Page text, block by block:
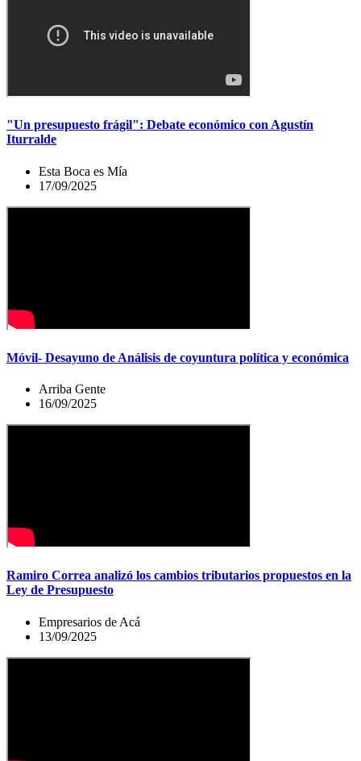
"Un presupuesto frágil": Debate económico con Agustín
Iturralde
Esta Boca es Mía
17/09/2025
Móvil- Desayuno de Análisis de coyuntura política y económica
Arriba Gente
16/09/2025
Ramiro Correa analizó los cambios tributarios propuestos en la
Ley de Presupuesto
Empresarios de Acá
13/09/2025